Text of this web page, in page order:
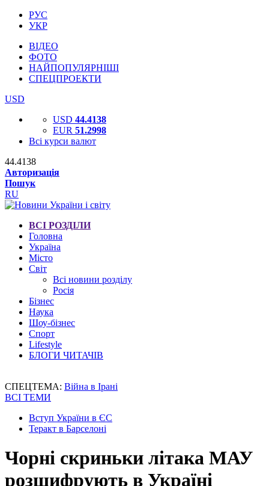
РУС
УКР
ВІДЕО
ФОТО
НАЙПОПУЛЯРНІШІ
СПЕЦПРОЕКТИ
USD
USD 44.4138
EUR 51.2998
Всі курси валют
44.4138
Авторизація
Пошук
RU
ВСІ РОЗДІЛИ
Головна
Україна
Місто
Світ
Всі новини розділу
Росія
Бізнес
Наука
Шоу-бізнес
Спорт
Lifestyle
БЛОГИ ЧИТАЧІВ
СПЕЦТЕМА: Війна в Ірані
ВСІ ТЕМИ
Вступ України в ЄС
Теракт в Барселоні
Чорні скриньки літака МАУ
розшифрують в Україні